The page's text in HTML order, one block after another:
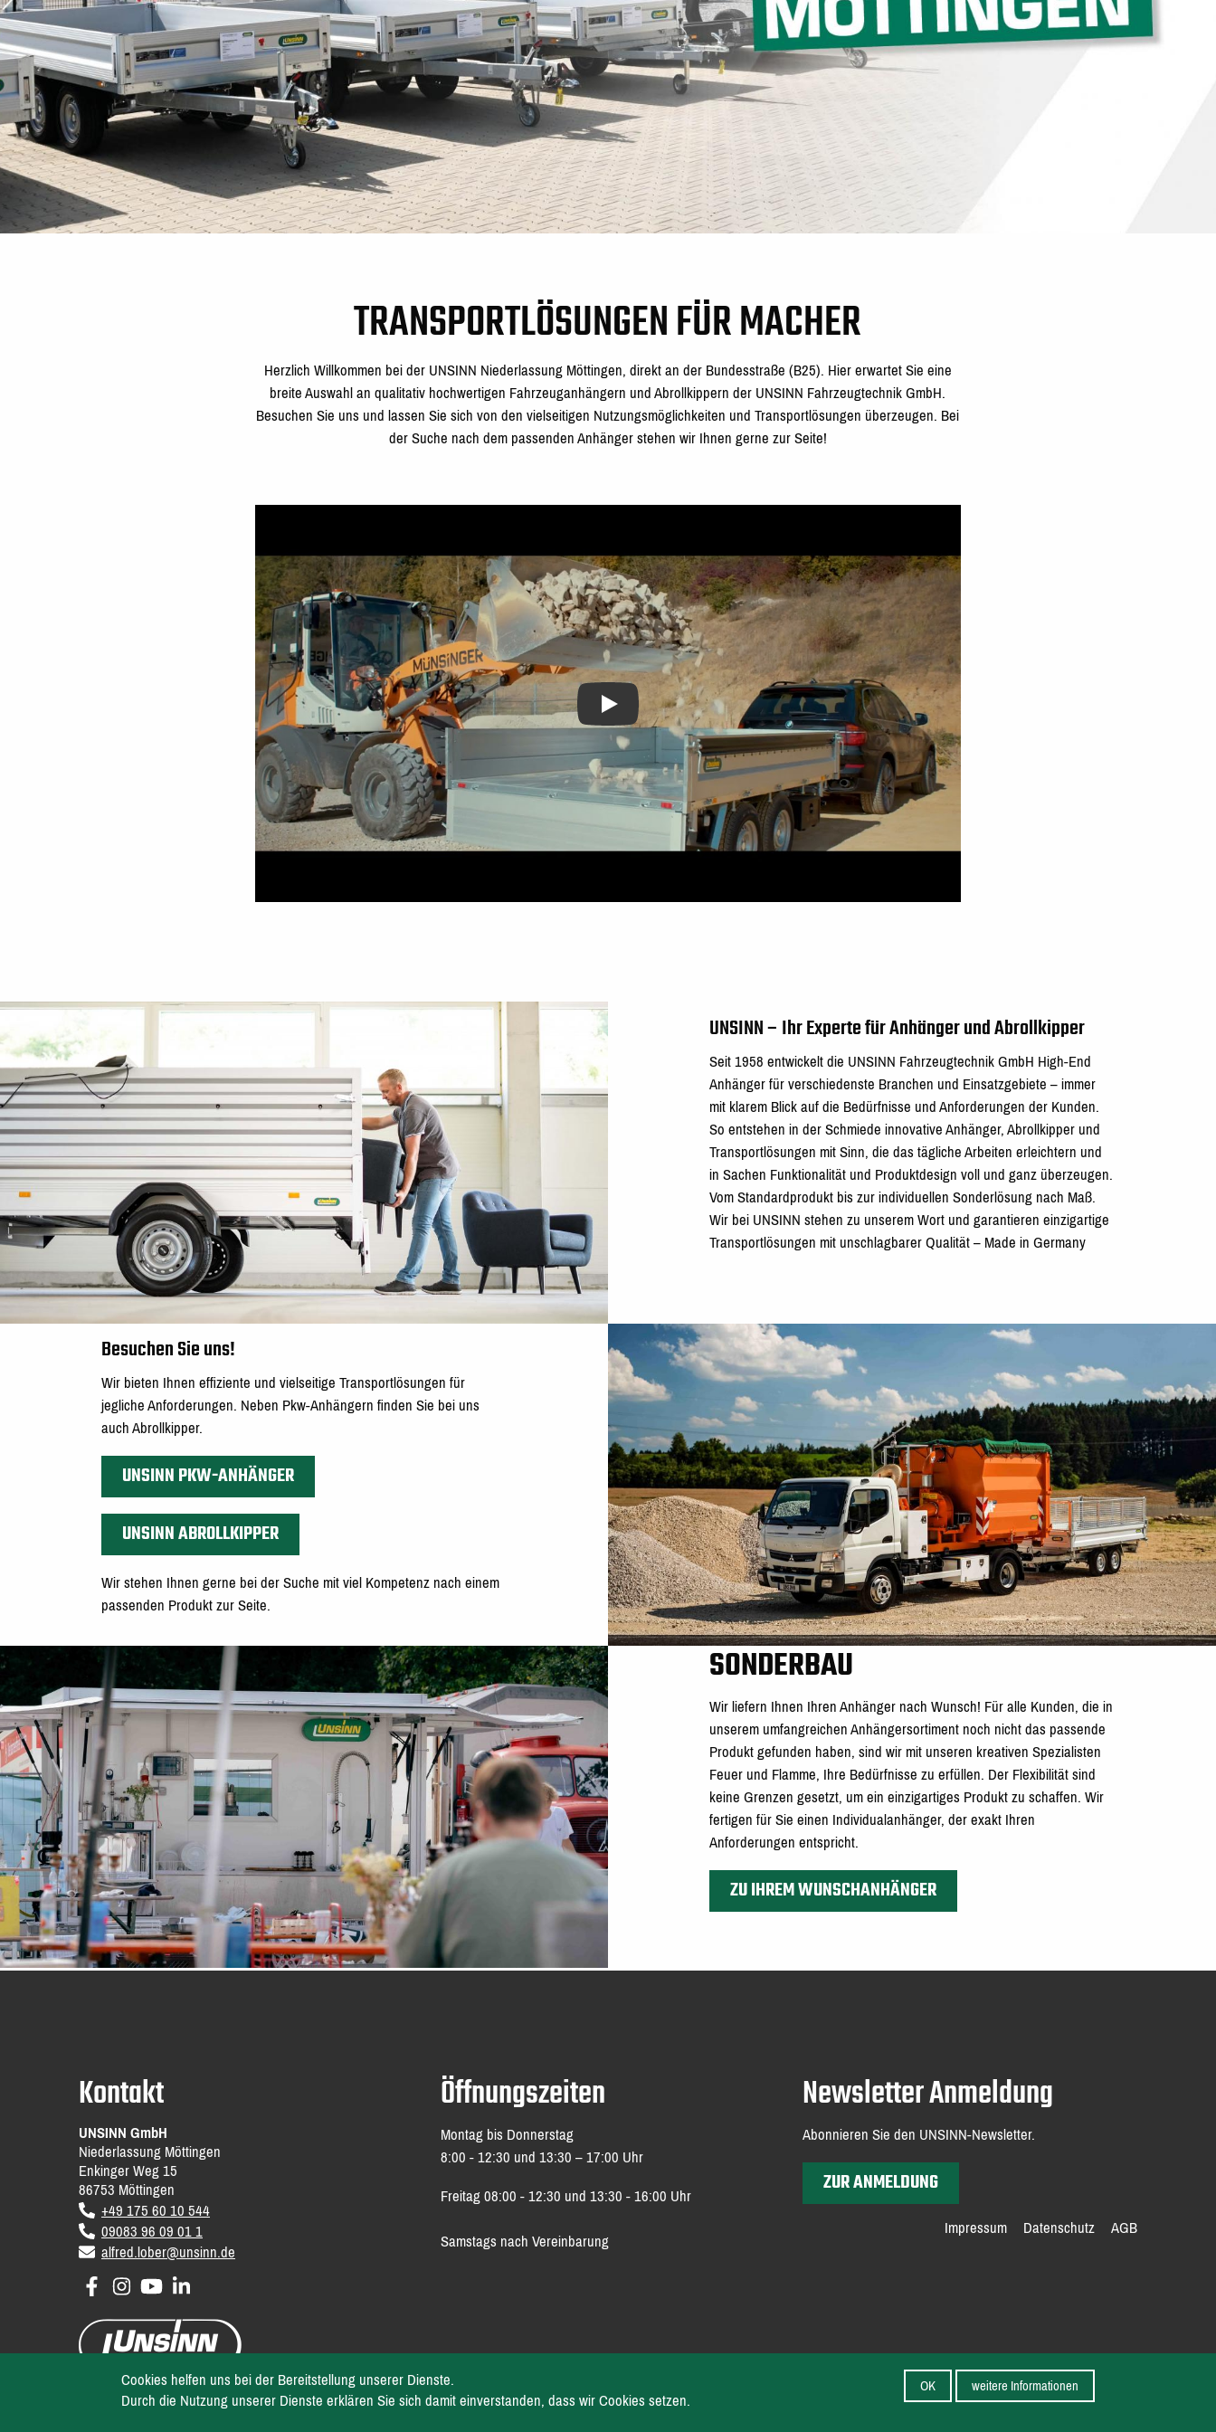
TRANSPORTLÖSUNGEN FÜR MACHER
Herzlich Willkommen bei der UNSINN Niederlassung Möttingen, direkt an der Bundesstraße (B25).Hier erwartet Sie eine
breite Auswahl an qualitativ hochwertigen Fahrzeuganhängern und Abrollkippern der UNSINN Fahrzeugtechnik GmbH.
Besuchen Sie uns und lassen Sie sich von den vielseitigen Nutzungsmöglichkeiten und Transportlösungen überzeugen. Bei
der Suche nach dem passenden Anhänger stehen wir Ihnen gerne zur Seite!
UNSINN Dreiseitenkipper UDK-S mit Stahlbordwand & integrierter Netz- und Planenleiste
UNSINN–Ihr Experte für Anhänger und Abrollkipper
Seit 1958 entwickelt die UNSINN Fahrzeugtechnik GmbH High-End
Anhänger für verschiedenste Branchen und Einsatzgebiete–immer
mit klarem Blick auf die Bedürfnisse und Anforderungen der Kunden.
So entstehen in der Schmiede innovative Anhänger, Abrollkipper und
Transportlösungen mit Sinn, die das tägliche Arbeiten erleichtern und
in Sachen Funktionalität und Produktdesign voll und ganz überzeugen.
Vom Standardprodukt bis zur individuellen Sonderlösung nach Maß.
Wir bei UNSINN stehen zu unserem Wort und garantieren einzigartige
Transportlösungen mit unschlagbarer Qualität – Made in Germany
Besuchen Sie uns!
Wir bieten Ihnen effiziente und vielseitige Transportlösungen für
jegliche Anforderungen. Neben Pkw-Anhängern finden Sie bei uns
auch Abrollkipper.
UNSINN PKW-ANHÄNGER
UNSINN ABROLLKIPPER
Wir stehen Ihnen gerne bei der Suche mit viel Kompetenz nach einem
passenden Produkt zur Seite.
SONDERBAU
Wir liefern Ihnen Ihren Anhänger nach Wunsch! Für alle Kunden, die in
unserem umfangreichen Anhängersortiment noch nicht das passende
Produkt gefunden haben, sind wir mit unseren kreativen Spezialisten
Feuer und Flamme, Ihre Bedürfnisse zu erfüllen. Der Flexibilität sind
keine Grenzen gesetzt, um ein einzigartiges Produkt zu schaffen. Wir
fertigen für Sie einen Individualanhänger, der exakt Ihren
Anforderungen entspricht.
ZU IHREM WUNSCHANHÄNGER
Kontakt
UNSINN GmbH
Niederlassung Möttingen
Enkinger Weg 15
86753Möttingen
DE +49 175 60 10 544
09083 96 09 01 1
email
alfred.lober@unsinn.de
Öffnungszeiten
Montag bis Donnerstag
8:00 - 12:30 und 13:30 – 17:00 Uhr
Freitag 08:00 - 12:30 und 13:30 - 16:00 Uhr
Samstags nach Vereinbarung
Newsletter Anmeldung
Abonnieren Sie den UNSINN-Newsletter.
ZUR ANMELDUNG
Impressum
Datenschutz AGB
Cookies helfen uns bei der Bereitstellung unserer Dienste.
Durch die Nutzung unserer Dienste erklären Sie sich damit einverstanden, dass wir Cookies setzen.
OK weitere Informationen